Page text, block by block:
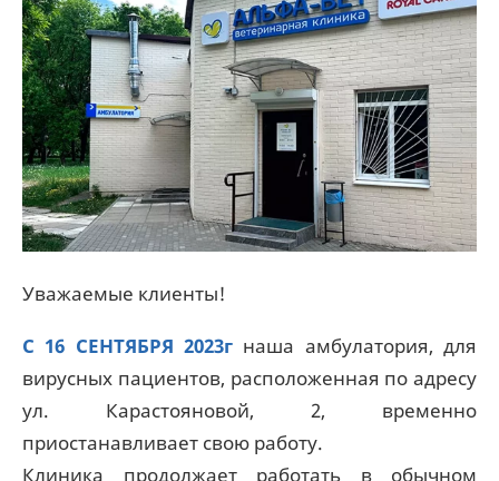
Уважаемые клиенты!
С 16 СЕНТЯБРЯ 2023г наша амбулатория, для
вирусных пациентов, расположенная по адресу
ул. Карастояновой, 2, временно
приостанавливает свою работу.
Клиника продолжает работать в обычном